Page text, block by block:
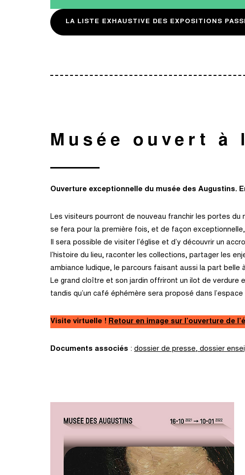
LA LISTE EXHAUSTIVE DES EXPOSITIONS
Musée ouvert à
Ouverture exceptionnelle du musée des Augustins.
Les visiteurs pourront de nouveau franchir les portes du
se fera pour la première fois, et de façon
Il sera possible de visiter l’église et d’y découvrir un
l’histoire du lieu, raconter les collections, partager les
ambiance ludique, le parcours faisant aussi la part belle
Le grand cloître et son jardin offriront un ilot de verdure
tandis qu’un café éphémère sera proposé dans
Visite virtuelle ! Retour en image sur l’ouverture de
Documents associés : dossier de presse, dossier